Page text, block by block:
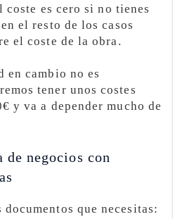
es cero si no tienes
el resto de los casos
el coste de la obra.
en cambio no es
tener unos costes
y va a depender mucho de
de negocios con
que necesitas: